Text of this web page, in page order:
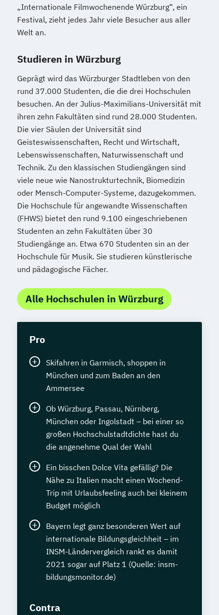
„Internationale Filmwochenende Würzburg“, ein
Festival, zieht jedes Jahr viele Besucher aus aller
Welt an.
Studieren in Würzburg
Geprägt wird das Würzburger Stadtleben von den
rund 37.000 Studenten, die die drei Hochschulen
besuchen. An der Julius-Maximilians-Universität mit
ihren zehn Fakultäten sind rund 28.000 Studenten.
Die vier Säulen der Universität sind
Geisteswissenschaften, Recht und Wirtschaft,
Lebenswissenschaften, Naturwissenschaft und
Technik. Zu den klassischen Studiengängen sind
viele neue wie Nanostrukturtechnik, Biomedizin
oder Mensch-Computer-Systeme, dazugekommen.
Die Hochschule für angewandte Wissenschaften
(FHWS) bietet den rund 9.100 eingeschriebenen
Studenten an zehn Fakultäten über 30
Studiengänge an. Etwa 670 Studenten sin an der
Hochschule für Musik. Sie studieren künstlerische
und pädagogische Fächer.
Alle Hochschulen in Würzburg
Pro
Skifahren in Garmisch, shoppen in
München und zum Baden an den
Ammersee
Ob Würzburg, Passau, Nürnberg,
München oder Ingolstadt – bei einer so
großen Hochschulstadtdichte hast du
die angenehme Qual der Wahl
Ein bisschen Dolce Vita gefällig? Die
Nähe zu Italien macht einen Wochend-
Trip mit Urlaubsfeeling auch bei kleinem
Budget möglich
Bayern legt ganz besonderen Wert auf
internationale Bildungsgleichheit – im
INSM-Ländervergleich rankt es damit
2021 sogar auf Platz 1 (Quelle: insm-
bildungsmonitor.de)
Contra